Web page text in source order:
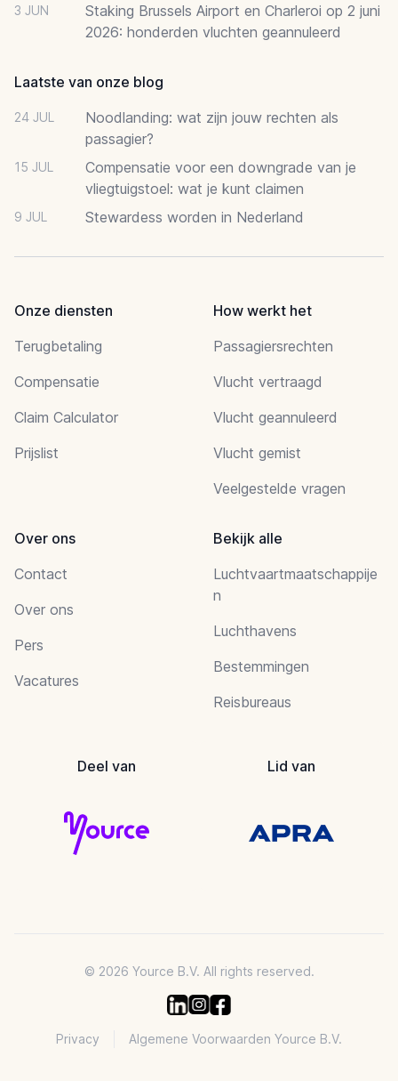
3 JUN
Staking Brussels Airport en Charleroi op 2 juni
2026: honderden vluchten geannuleerd
Laatste van onze blog
24 JUL
Noodlanding: wat zijn jouw rechten als
passagier?
15 JUL
Compensatie voor een downgrade van je
vliegtuigstoel: wat je kunt claimen
9 JUL Stewardess worden in Nederland
Onze diensten
Terugbetaling
Compensatie
Claim Calculator
Prijslist
How werkt het
Passagiersrechten
Vlucht vertraagd
Vlucht geannuleerd
Vlucht gemist
Veelgestelde vragen
Over ons
Contact
Over ons
Pers
Vacatures
Bekijk alle
Luchtvaartmaatschappije
n
Luchthavens
Bestemmingen
Reisbureaus
Deel van Lid van
© 2026 Yource B.V. All rights reserved.
Privacy Algemene Voorwaarden Yource B.V.